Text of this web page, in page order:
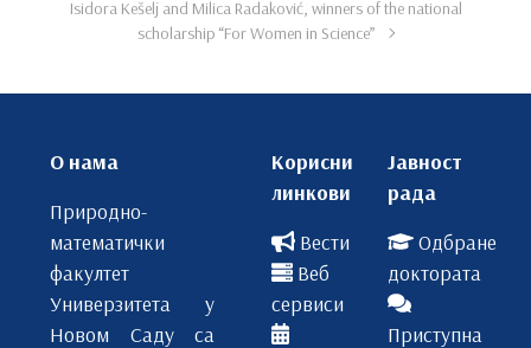
Isidora Kešelj and Milica Radaković, winners of the national
scholarship “For Women in Science”
О нама
Природно-
математички
факултет
Универзитета у
Новом Саду са
Корисни
линкови
Вести
Веб
сервиси
Јавност
рада
Одбране
доктората
Приступна